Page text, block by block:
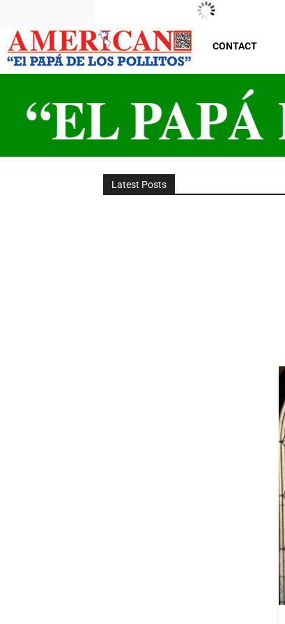
New Jersey
CONTACT
Latest Posts